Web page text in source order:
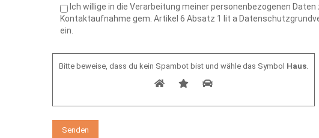
Ich willige in die Verarbeitung meiner personenbezogenen
Kontaktaufnahme gem. Artikel 6 Absatz 1 lit a
ein.
Bitte beweise, dass du kein Spambot bist und wähle das Symbol Haus.